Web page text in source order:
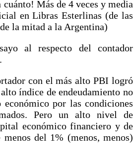
Más de 4 veces y media
en Libras Esterlinas (de las
la mitad a la Argentina)
al respecto del contador
con el más alto PBI logró
índice de endeudamiento no
por las condiciones
Pero un alto nivel de
económico financiero y de
del 1% (menos, menos)